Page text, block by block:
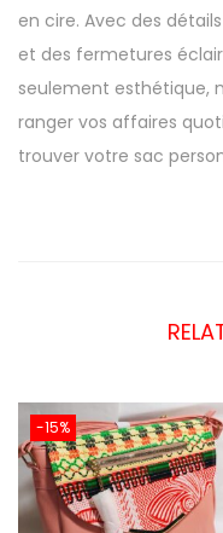
en cire. Avec des
et des fermetures
seulement esthétique,
ranger vos affaires
trouver votre sac
-15%